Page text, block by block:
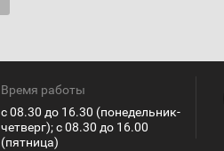
Время работы
с 08.30 до 16.30 (понедельник-
четверг); с 08.30 до 16.00
(пятница)